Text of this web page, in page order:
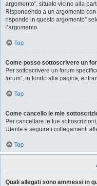
argomento”, situato vicino alla
Rispondendo a un argomento
risponde in questo argomento”
l’argomento.
Top
Come posso sottoscrivere un
Per sottoscrivere un forum
forum”, in fondo alla pagina,
Top
Come cancello le mie
Per cancellare le tue
Utente e seguire i collegamenti
Top
Quali allegati sono ammessi in